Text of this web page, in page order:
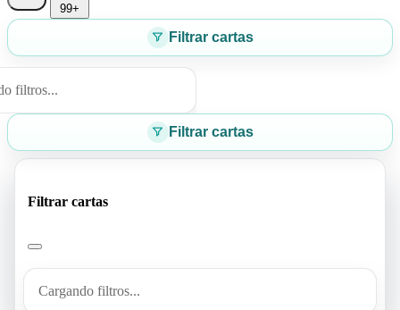
99+
Filtrar cartas
filtros...
Filtrar cartas
Filtrar cartas
Cargando filtros...